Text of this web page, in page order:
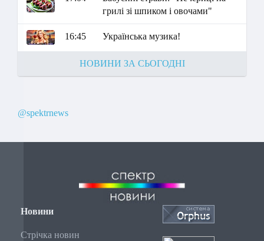
грилі зі шпиком і овочами"
16:45 Українська музика!
НОВИНИ ЗА СЬОГОДНІ
@spektrnews
Новини
Стрічка новин